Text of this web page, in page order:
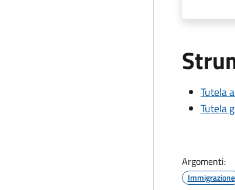
Tutela
Tutela
Argomenti:
Immigrazione